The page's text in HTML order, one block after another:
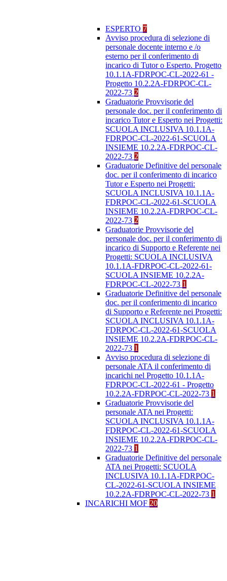
ESPERTO 7
Avviso procedura di selezione di
personale docente interno e /o
esterno per il conferimento di
incarico di Tutor o Esperto. Progetto
10.1.1A-FDRPOC-CL-2022-61 -
Progetto 10.2.2A-FDRPOC-CL-
2022-73 2
Graduatorie Provvisorie del
personale doc. per il conferimento di
incarico Tutor e Esperto nei Progetti:
SCUOLA INCLUSIVA 10.1.1A-
FDRPOC-CL-2022-61-SCUOLA
INSIEME 10.2.2A-FDRPOC-CL-
2022-73 2
Graduatorie Definitive del personale
doc. per il conferimento di incarico
Tutor e Esperto nei Progetti:
SCUOLA INCLUSIVA 10.1.1A-
FDRPOC-CL-2022-61-SCUOLA
INSIEME 10.2.2A-FDRPOC-CL-
2022-73 2
Graduatorie Provvisorie del
personale doc. per il conferimento di
incarico di Supporto e Referente nei
Progetti: SCUOLA INCLUSIVA
10.1.1A-FDRPOC-CL-2022-61-
SCUOLA INSIEME 10.2.2A-
FDRPOC-CL-2022-73 1
Graduatorie Definitive del personale
doc. per il conferimento di incarico
di Supporto e Referente nei Progetti:
SCUOLA INCLUSIVA 10.1.1A-
FDRPOC-CL-2022-61-SCUOLA
INSIEME 10.2.2A-FDRPOC-CL-
2022-73 1
Avviso procedura di selezione di
personale ATA il conferimento di
incarichi nel Progetto 10.1.1A-
FDRPOC-CL-2022-61 - Progetto
10.2.2A-FDRPOC-CL-2022-73 1
Graduatorie Provvisorie del
personale ATA nei Progetti:
SCUOLA INCLUSIVA 10.1.1A-
FDRPOC-CL-2022-61-SCUOLA
INSIEME 10.2.2A-FDRPOC-CL-
2022-73 1
Graduatorie Definitive del personale
ATA nei Progetti: SCUOLA
INCLUSIVA 10.1.1A-FDRPOC-
CL-2022-61-SCUOLA INSIEME
10.2.2A-FDRPOC-CL-2022-73 1
INCARICHI MOF 20